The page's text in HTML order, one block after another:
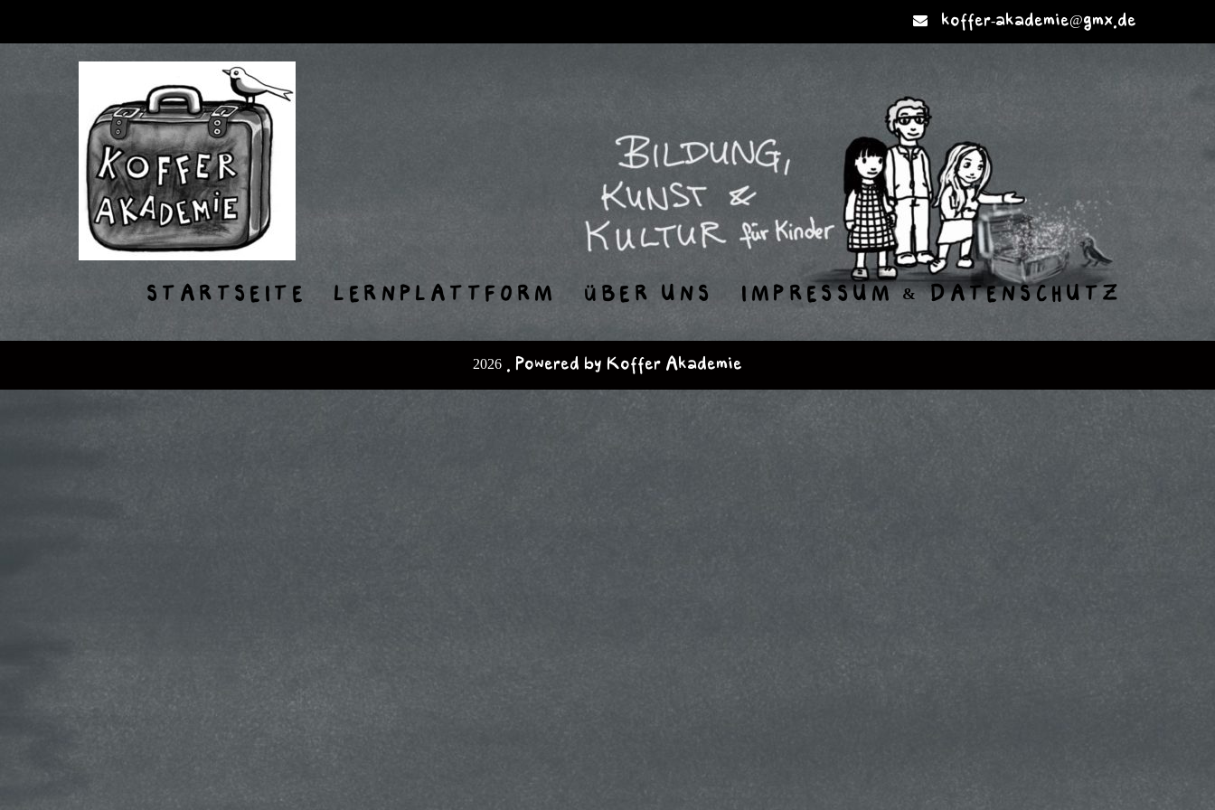
koffer-akademie@gmx.de
STARTSEITE LERNPLATTFORM ÜBER UNS IMPRESSUM & DATENSCHUTZ
2026 . Powered by Koffer Akademie